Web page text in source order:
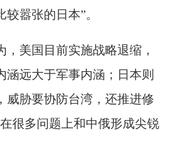
嚣张的日本”。
，美国目前实施战略退缩，
涵远大于军事内涵；日本则
威胁要协防台湾，还推进修
很多问题上和中俄形成尖锐